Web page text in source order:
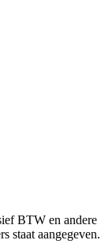
BTW en andere
staat aangegeven.